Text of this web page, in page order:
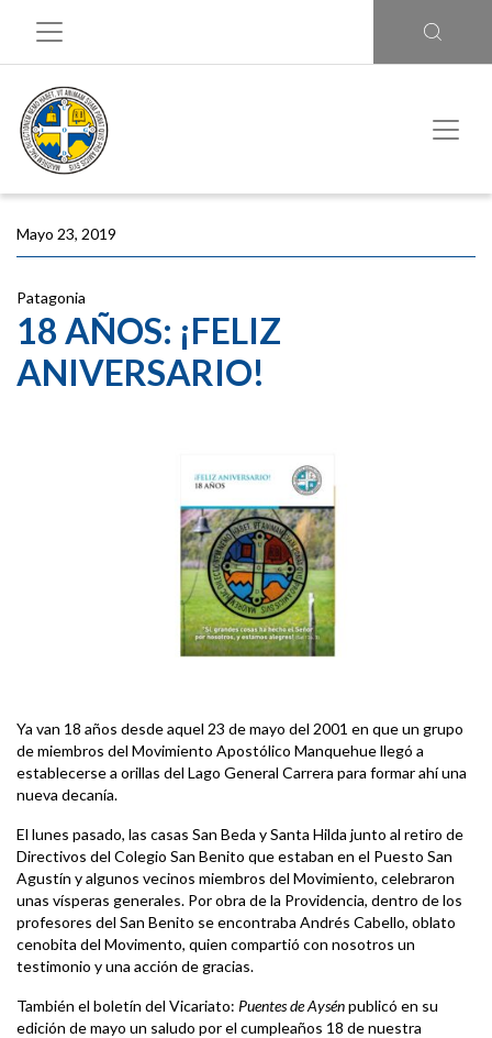
Mayo 23, 2019
Patagonia
18 AÑOS: ¡FELIZ
ANIVERSARIO!
Ya van 18 años desde aquel 23 de mayo del 2001 en que un grupo
de miembros del Movimiento Apostólico Manquehue llegó a
establecerse a orillas del Lago General Carrera para formar ahí una
nueva decanía.
El lunes pasado, las casas San Beda y Santa Hilda junto al retiro de
Directivos del Colegio San Benito que estaban en el Puesto San
Agustín y algunos vecinos miembros del Movimiento, celebraron
unas vísperas generales. Por obra de la Providencia, dentro de los
profesores del San Benito se encontraba Andrés Cabello, oblato
cenobita del Movimento, quien compartió con nosotros un
testimonio y una acción de gracias.
También el boletín del Vicariato: Puentes de Aysénpublicó en su
edición de mayo un saludo por el cumpleaños 18 de nuestra